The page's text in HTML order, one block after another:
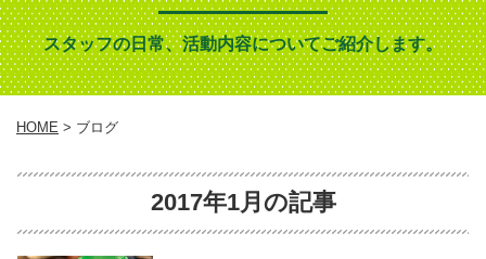
スタッフの日常、活動内容についてご紹介します。
HOME > ブログ
2017年1月の記事